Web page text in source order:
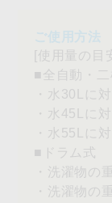
[使用量の目
■全自動・二
・水30Lに
・水45Lに
・水55Lに
■ドラム式
・洗濯物の
・洗濯物の